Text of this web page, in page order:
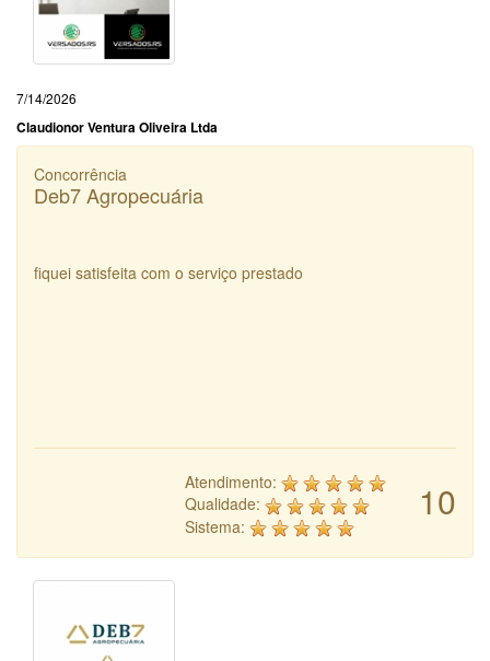
7/14/2026
Claudionor Ventura Oliveira Ltda
Concorrência
Deb7 Agropecuária
fiquei satisfeita com o serviço prestado
10
Atendimento:
Qualidade:
Sistema: